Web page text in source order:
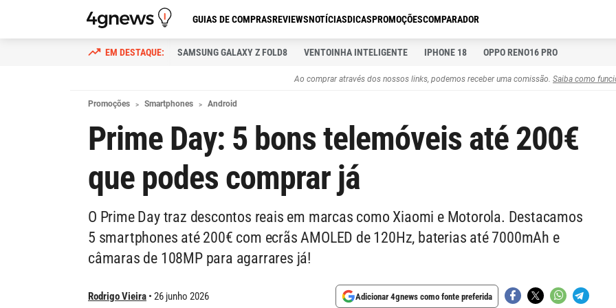
GUIAS DE COMPRASREVIEWSNOTÍCIASDICASPROMOÇÕESCOMPARADOR
SAMSUNG GALAXY Z FOLD8 VENTOINHA INTELIGENTE IPHONE 18 OPPO RENO16 PRO
Ao comprar através dos nossos links, podemos receber uma comissão. Saiba como
Promoções Smartphones Android
Prime Day: 5 bons telemóveis até 200€
que podes comprar já
O Prime Day traz descontos reais em marcas como Xiaomi e Motorola. Destacamos
5 smartphones até 200€ com ecrãs AMOLED de 120Hz, baterias até 7000mAh e
câmaras de 108MP para agarrares já!
Rodrigo Vieira 26 junho 2026 Adicionar 4gnews como fonte preferida